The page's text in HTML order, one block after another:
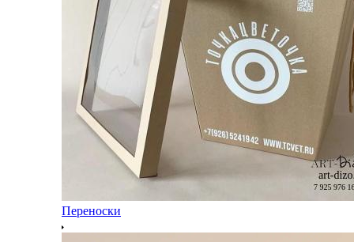
Переноски